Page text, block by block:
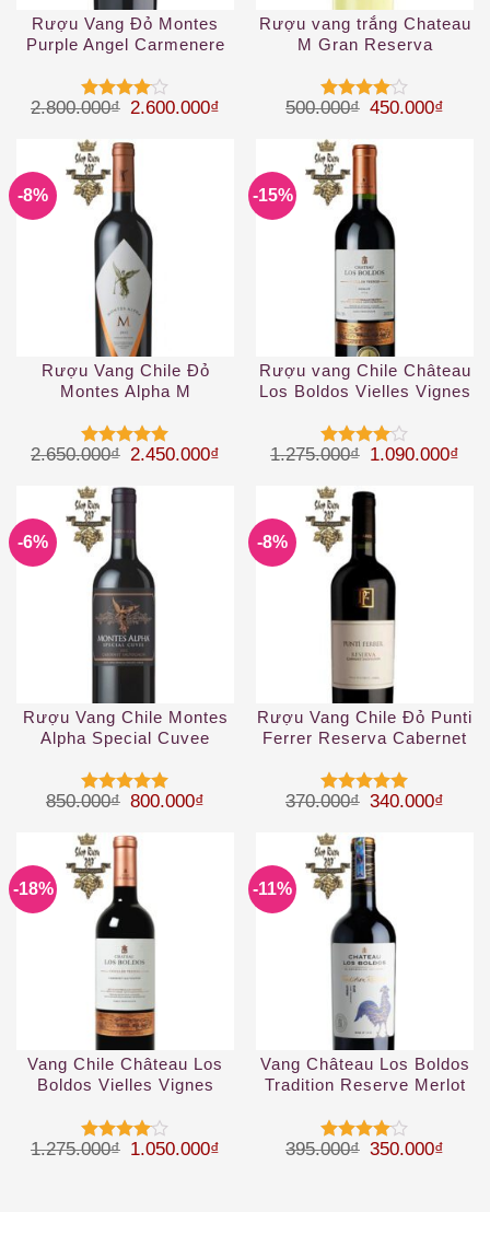
Rượu Vang Đỏ Montes
Purple Angel Carmenere
Được
45 sao
2.800.000₫ Giá gốc là: 2.800.000₫.
2.600.000₫ Giá hiện tại là: 2.600.000₫.
Rượu vang trắng Chateau
M Gran Reserva
Được
45 sao
500.000₫ Giá gốc là:
450.000₫
-8%
Rượu Vang Chile Đỏ
Montes Alpha M
Được xếp
sao
2.650.000₫ Giá gốc là: 2.650.000₫.
2.450.000₫ Giá hiện tại là: 2.450.000₫.
-15%
Rượu vang Chile Château
Los Boldos Vielles Vignes
Được
45 sao
1.275.000₫ Giá gốc là:
1.090.000₫
-6%
Rượu Vang Chile Montes
Alpha Special Cuvee
Được xếp
sao
850.000₫ Giá gốc là: 850.000₫.
800.000₫ Giá hiện tại là: 800.000₫.
-8%
Rượu Vang Chile Đỏ Punti
Ferrer Reserva Cabernet
Được xếp
sao
370.000₫ Giá gốc là:
340.000₫
-18%
Vang Chile Château Los
Boldos Vielles Vignes
Được
1.275.000₫ Giá gốc là: 1.275.000₫.
1.050.000₫ Giá hiện tại là: 1.050.000₫.
-11%
Vang Château Los Boldos
Tradition Reserve Merlot
Được
395.000₫ Giá gốc là:
350.000₫